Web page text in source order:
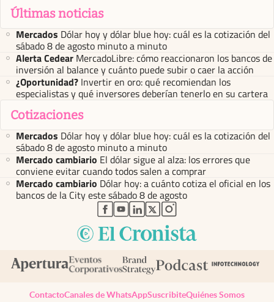
Últimas noticias
Mercados Dólar hoy y dólar blue hoy: cuál es la cotización del
sábado 8 de agosto minuto a minuto
Alerta Cedear MercadoLibre: cómo reaccionaron los bancos de
inversión al balance y cuánto puede subir o caer la acción
¿Oportunidad? Invertir en oro: qué recomiendan los
especialistas y qué inversores deberían tenerlo en su cartera
Cotizaciones
Mercados Dólar hoy y dólar blue hoy: cuál es la cotización del
sábado 8 de agosto minuto a minuto
Mercado cambiario El dólar sigue al alza: los errores que
conviene evitar cuando todos salen a comprar
Mercado cambiario Dólar hoy: a cuánto cotiza el oficial en los
bancos de la City este sábado 8 de agosto
abre en nueva pestaña
abre en nueva pestaña
abre en nueva pestaña
abre en nueva pestaña
abre en nueva pestaña
ContactoCanales de WhatsAppSuscribiteQuiénes Somos